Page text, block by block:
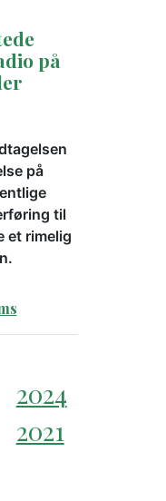
på
på
til
et rimelig
2024
2021